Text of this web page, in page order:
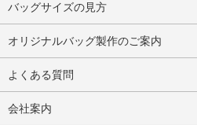
バッグサイズの見方
オリジナルバッグ製作のご案内
よくある質問
会社案内